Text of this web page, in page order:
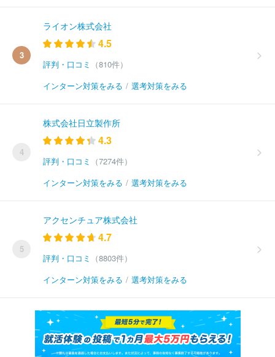
3
ライオン株式会社
4.5
評判・口コミ
（810件）
インターン対策をみる / 選考対策をみる
4
株式会社日立製作所
4.3
評判・口コミ
（7274件）
インターン対策をみる / 選考対策をみる
5
アクセンチュア株式会社
4.7
評判・口コミ
（8803件）
インターン対策をみる / 選考対策をみる